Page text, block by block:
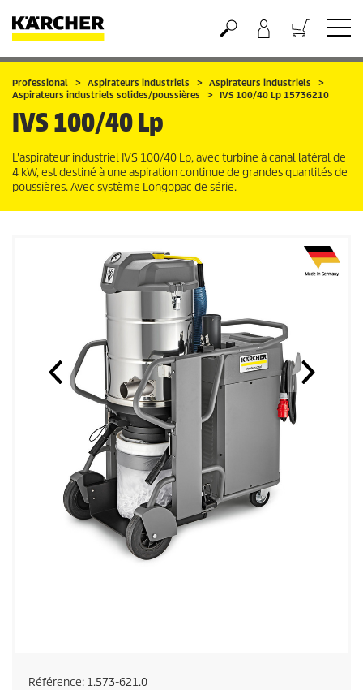
Panier
Professional Aspirateurs industriels
Aspirateurs industriels
Aspirateurs industriels solides/poussières
IVS 100/40 Lp 15736210
IVS 100/40 Lp
L'aspirateur industriel IVS 100/40 Lp, avec turbine à canal latéral de
4 kW, est destiné à une aspiration continue de grandes quantités de
poussières. Avec système Longopac de série.
Référence: 1.573-621.0